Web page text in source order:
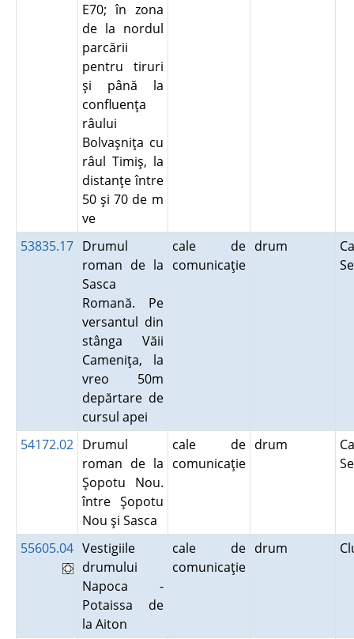
E70; în zona
de la nordul
parcării
pentru tiruri
şi până la
confluenţa
râului
Bolvaşniţa cu
râul Timiş, la
distanţe între
50 şi 70 de m
ve
53835.17 Drumul
roman de la
Sasca
Romană. Pe
versantul din
stânga Văii
Cameniţa, la
vreo 50m
depărtare de
cursul apei
cale de
comunicaţie
drum
54172.02 Drumul
roman de la
Şopotu Nou.
între Şopotu
Nou şi Sasca
cale de
comunicaţie
drum
55605.04 Vestigiile
drumului
Napoca -
Potaissa de
la Aiton
cale de
comunicaţie
drum